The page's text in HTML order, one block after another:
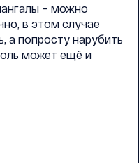
– можно
в этом случае
а попросту нарубить
может ещё и